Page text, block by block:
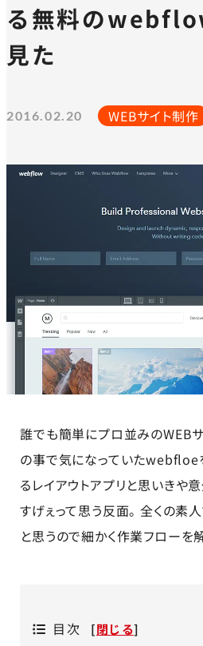
る無料の
見た
2016.02.20 WEBサイト制作
誰でも簡単にプロ並みのWEB
の事で気になっていたwebfloe
るレイアウトアプリと思いきや
すげぇって思う反面。 全くの素
と思うので細かく作業フローを
目次 [閉じる]